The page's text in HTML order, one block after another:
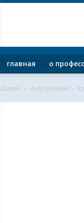
главная о
Домой Информация